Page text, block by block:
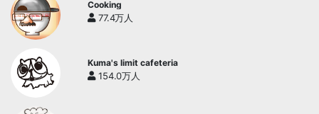
Cooking
77.4万人
Kuma's limit cafeteria
154.0万人